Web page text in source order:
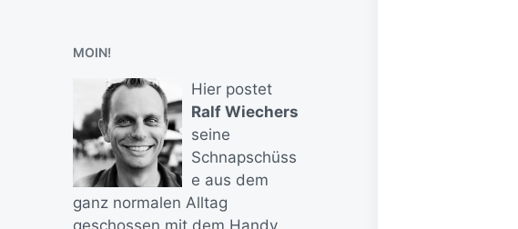
MOIN!
Hier postet
Ralf Wiechers
seine
Schnapschüss
e aus dem
ganz normalen Alltag
geschossen mit dem Handy.